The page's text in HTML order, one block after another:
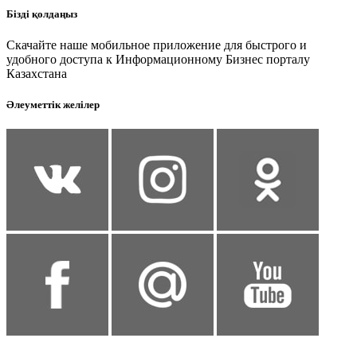
Бізді қолдаңыз
Скачайте наше мобильное приложение для быстрого и
удобного доступа к Информационному Бизнес порталу
Казахстана
Әлеуметтік желілер